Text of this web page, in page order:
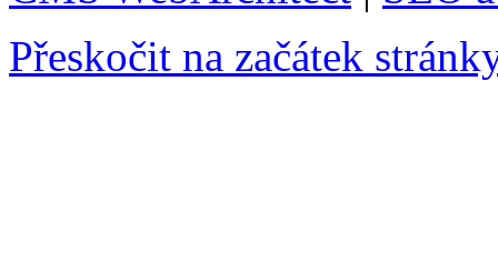
Přeskočit na začátek